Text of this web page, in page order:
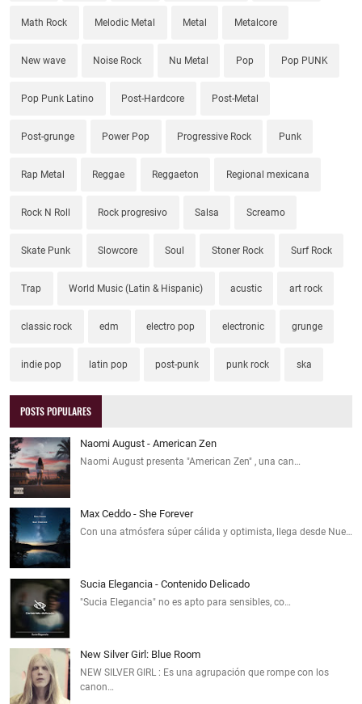
Math Rock Melodic Metal Metal Metalcore
New wave Noise Rock Nu Metal Pop Pop PUNK
Pop Punk Latino Post-Hardcore Post-Metal
Post-grunge Power Pop Progressive Rock Punk
Rap Metal Reggae Reggaeton Regional mexicana
Rock N Roll Rock progresivo Salsa Screamo
Skate Punk Slowcore Soul Stoner Rock Surf Rock
Trap World Music (Latin & Hispanic) acustic art rock
classic rock edm electro pop electronic grunge
indie pop latin pop post-punk punk rock ska
POSTS POPULARES
Naomi August - American Zen
Naomi August presenta "American Zen" , una can…
Max Ceddo - She Forever
Con una atmósfera súper cálida y optimista, llega desde Nue…
Sucia Elegancia - Contenido Delicado
"Sucia Elegancia" no es apto para sensibles, co…
New Silver Girl: Blue Room
NEW SILVER GIRL : Es una agrupación que rompe con los
canon…